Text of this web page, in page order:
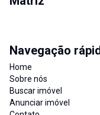
Navegação
Home
Sobre nós
Buscar imóvel
Anunciar imóvel